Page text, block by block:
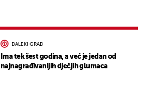
DALEKI GRAD
Ima tek šest godina, a već je jedan od
najnagrađivanijih dječjih glumaca